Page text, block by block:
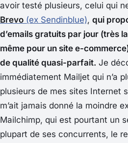
avoir testé plusieurs, celui qui
Brevo (ex Sendinblue), qui
d’emails gratuits par jour (très
même pour un site e-
de qualité quasi-parfait. Je
immédiatement Mailjet qui n’a
plusieurs de mes sites Internet
m’ait jamais donné la moindre
Mailchimp, qui est pourtant un
plupart de ses concurrents, le